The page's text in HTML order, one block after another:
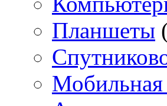
Планшеты
Мобильная